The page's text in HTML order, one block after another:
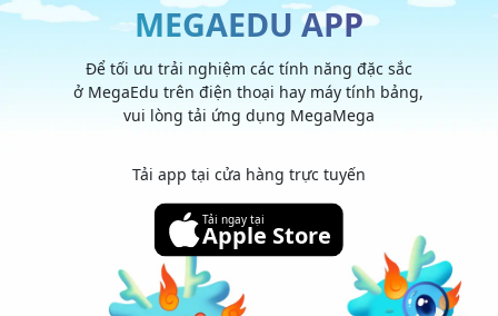
MEGAEDU APP
Để tối ưu trải nghiệm các tính năng đặc sắc
ở MegaEdu trên điện thoại hay máy tính bảng,
vui lòng tải ứng dụng MegaMega
Tải app tại cửa hàng trực tuyến
Tải ngay tại
Apple Store